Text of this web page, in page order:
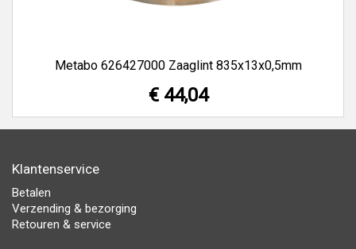
Metabo 626427000 Zaaglint 835x13x0,5mm
€ 44,04
Klantenservice
Betalen
Verzending & bezorging
Retouren & service